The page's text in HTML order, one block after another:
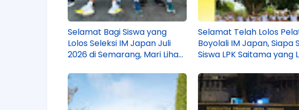
Selamat Bagi Siswa yang
Lolos Seleksi IM Japan Juli
2026 di Semarang, Mari Lihat
Selamat Telah Lolos
Boyolali IM Japan, Siapa
Siswa LPK Saitama yang